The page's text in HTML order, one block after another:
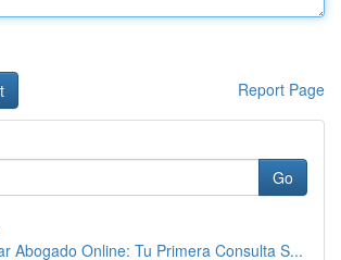
Report Page
Go
Abogado Online: Tu Primera Consulta S...